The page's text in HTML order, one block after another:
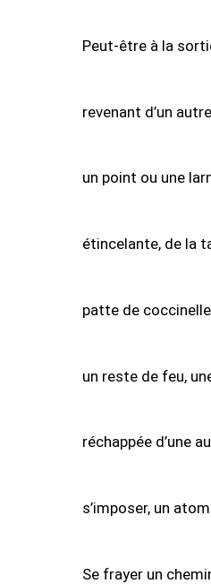
Peut-être à la
revenant d’un
un point ou une
étincelante, de la
patte de
un reste de feu,
réchappée d’une
s’imposer, un
Se frayer un